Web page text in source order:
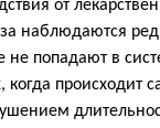
от
наблюдаются
попадают в
когда происходит